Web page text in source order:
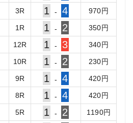
3R 1 - 4 970円
1 R 1 - 2 350円
12R 1 - 3 340円
10R 1 - 2 230円
9R 1 - 4 420円
8R 1 - 4 420円
5R 1 - 2 1190円